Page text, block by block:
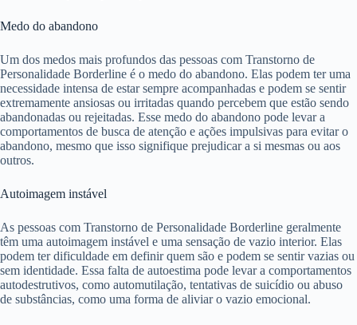
Medo do abandono
Um dos medos mais profundos das pessoas com Transtorno de
Personalidade Borderline é o medo do abandono. Elas podem ter uma
necessidade intensa de estar sempre acompanhadas e podem se sentir
extremamente ansiosas ou irritadas quando percebem que estão sendo
abandonadas ou rejeitadas. Esse medo do abandono pode levar a
comportamentos de busca de atenção e ações impulsivas para evitar o
abandono, mesmo que isso signifique prejudicar a si mesmas ou aos
outros.
Autoimagem instável
As pessoas com Transtorno de Personalidade Borderline geralmente
têm uma autoimagem instável e uma sensação de vazio interior. Elas
podem ter dificuldade em definir quem são e podem se sentir vazias ou
sem identidade. Essa falta de autoestima pode levar a comportamentos
autodestrutivos, como automutilação, tentativas de suicídio ou abuso
de substâncias, como uma forma de aliviar o vazio emocional.